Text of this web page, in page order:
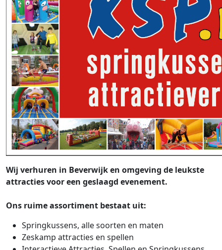
Wij verhuren in Beverwijk en omgeving de leukste
attracties voor een geslaagd evenement.
Ons ruime assortiment bestaat uit:
Springkussens, alle soorten en maten
Zeskamp attracties en spellen